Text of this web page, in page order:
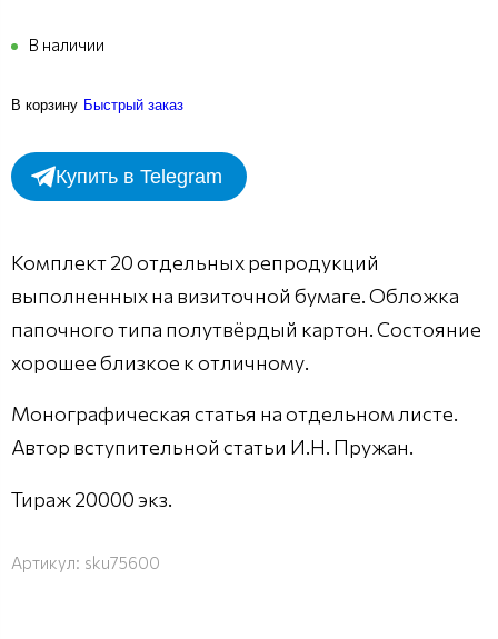
В наличии
В корзину Быстрый заказ
Купить в Telegram
Комплект 20 отдельных репродукций
выполненных на визиточной бумаге. Обложка
папочного типа полутвёрдый картон. Состояние
хорошее близкое к отличному.
Монографическая статья на отдельном листе.
Автор вступительной статьи И.Н. Пружан.
Тираж 20000 экз.
Артикул: sku75600